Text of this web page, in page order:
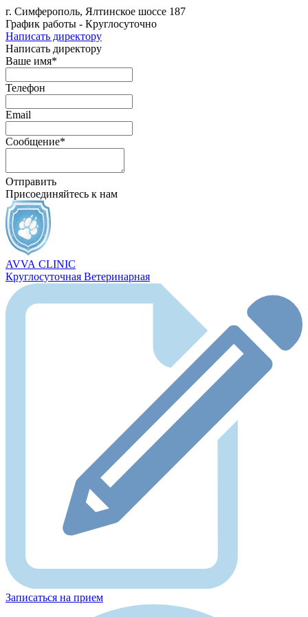
г. Симферополь, Ялтинское шоссе 187
График работы - Круглосуточно
Написать директору
Написать директору
Ваше имя*
Телефон
Email
Сообщение*
Отправить
Присоединяйтесь к нам
AVVA CLINIC
Круглосуточная Ветеринарная
Записаться на прием